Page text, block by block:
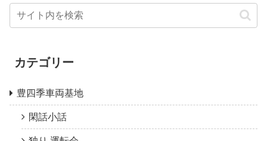
カテゴリー
豊四季車両基地
閑話小話